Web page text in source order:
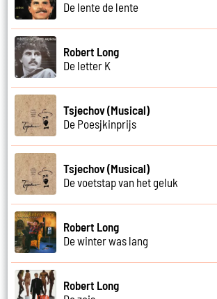
De lente de lente
Robert Long
De letter K
Tsjechov (Musical)
De Poesjkinprijs
Tsjechov (Musical)
De voetstap van het geluk
Robert Long
De winter was lang
Robert Long